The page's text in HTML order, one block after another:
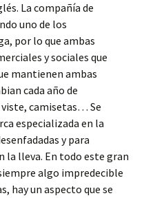
La compañía de
uno de los
por lo que ambas
y sociales que
mantienen ambas
cada año de
camisetas… Se
especializada en la
y para
la lleva. En todo este gran
algo impredecible
hay un aspecto que se